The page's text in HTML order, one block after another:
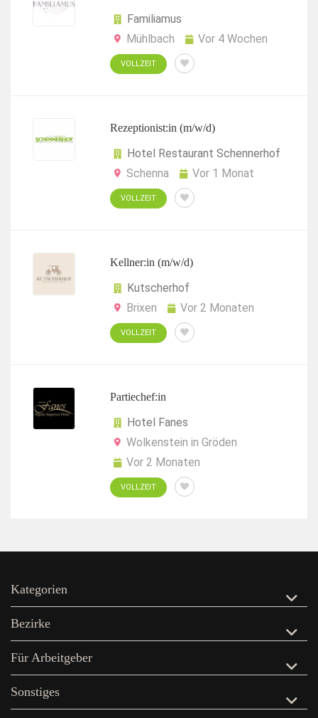
Familiamus
Mühlbach
Vor 4 Wochen
VOLLZEIT
Rezeptionist:in (m/w/d)
Hotel Restaurant Schennerhof
Schenna
Vor 1 Monat
VOLLZEIT
Kellner:in (m/w/d)
Kutscherhof
Brixen
Vor 2 Monaten
VOLLZEIT
Partiechef:in
Hotel Fanes
Wolkenstein in Gröden
Vor 2 Monaten
VOLLZEIT
Kategorien
Bezirke
Für Arbeitgeber
Sonstiges